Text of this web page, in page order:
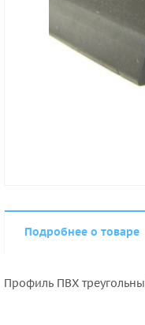
Подробнее о товаре
Профиль ПВХ